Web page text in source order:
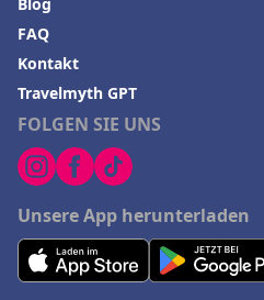
FOLGEN SIE UNS
Unsere App herunterladen
FAQ
Kontakt
Travelmyth GPT